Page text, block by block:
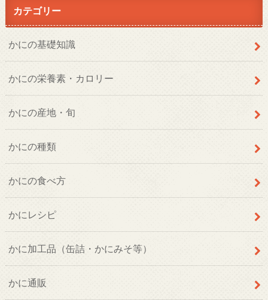
カテゴリー
かにの基礎知識
かにの栄養素・カロリー
かにの産地・旬
かにの種類
かにの食べ方
かにレシピ
かに加工品（缶詰・かにみそ等）
かに通販